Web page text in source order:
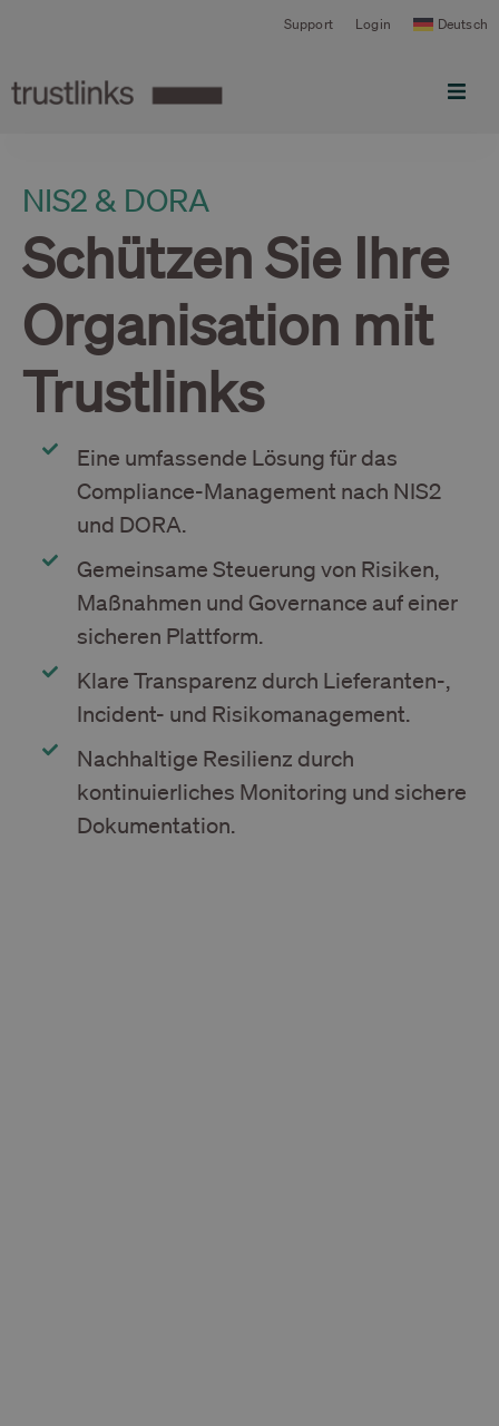
Support Login Deutsch
Preisgestaltung
Ressourcen
NIS2 & DORA
Schützen Sie Ihre
Organisation mit
Trustlinks
Eine umfassende Lösung für das
Compliance-Management nach NIS2
und DORA.
Gemeinsame Steuerung von Risiken,
Maßnahmen und Governance auf einer
sicheren Plattform.
Klare Transparenz durch Lieferanten-,
Incident- und Risikomanagement.
Nachhaltige Resilienz durch
kontinuierliches Monitoring und sichere
Dokumentation.